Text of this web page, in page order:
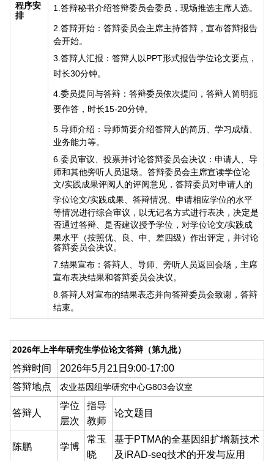
程序安
排
1. 答辩秘书介绍答辩委员会委员，现场推选主席人选。
2. 答辩开始：答辩委员会主席主持答辩，宣布答辩报告
会开始。
3. 答辩人汇报：答辩人以PPT形式报告学位论文要点，
时长30分钟。
4. 委员提问与答辩：答辩委员依次提问，答辩人简明扼
要作答，时长15-20分钟。
5. 导师介绍：导师简要介绍答辩人的简历、学习成绩、
业务能力等。
6. 委员审议、投票并讨论答辩委员会决议：申请人、导
师和其他旁听人员退场。答辩委员会主席宣读学位论
文/实践成果评阅人的评阅意见，答辩委员对申请人的
学位论文/实践成果、答辩情况、申请相应学位的水平
等情况进行综合审议，以无记名方式进行表决，决定是
否通过答辩、是否建议授予学位，对学位论文/实践成
果水平（按照优、良、中、差四级）作出评定，并讨论
答辩委员会决议。
7. 结果宣布：答辩人、导师、旁听人员返回会场，主席
宣布表决结果和答辩委员会决议。
8. 答辩人对宣布的结果表态并向答辩委员会致谢，答辩
结束。
2026年上半年研究生学位论文答辩（第九批）
答辩时间
2026年5月21日9:00-17:00
答辩地点
农业基因组学研究中心G803会议室
答辩人
学位
层次
指导
教师
论文题目
陈鹏 学博
常玉
晓
基于PTMA的全基因组扩增新技术
及iRAD-seq技术的开发与应用